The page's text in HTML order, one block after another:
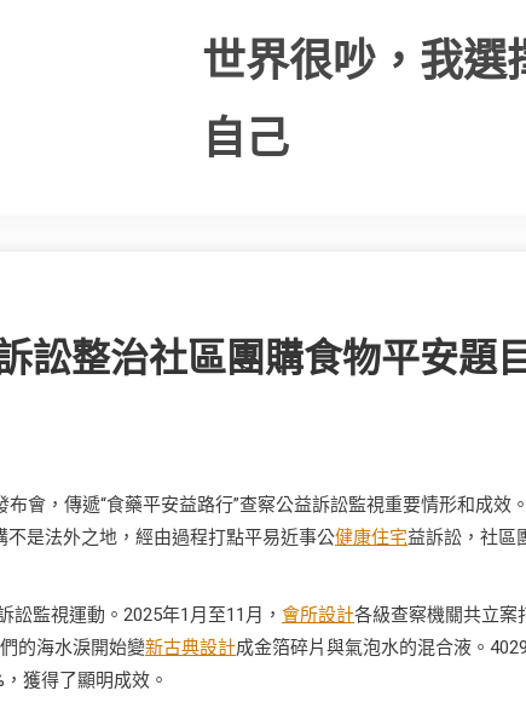
世界很吵，我選
自己
訟整治社區團購食物平安題目
會，傳遞“食藥平安益路行”查察公益訴訟監視重要情形和成效
是法外之地，經由過程打點平易近事公健康住宅益訴訟，社區
訟監視運動。2025年1月至11月， 會所設計各級查察機關共立案
的海水淚開始變新古典設計成金箔碎片與氣泡水的混合液。
獲得了顯明成效。